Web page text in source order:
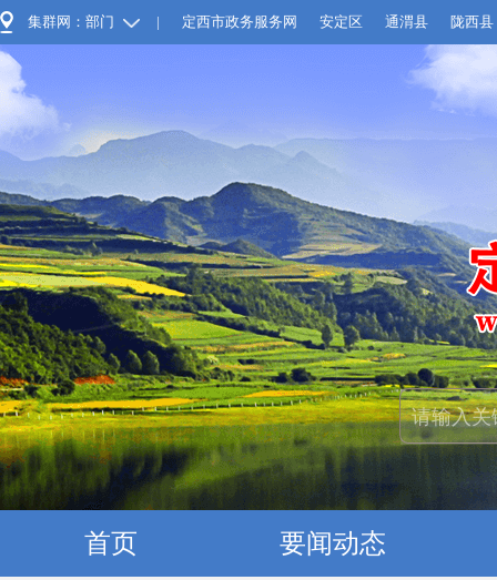
集群网：部门 | 定西市政务服务网 安定区 通渭县 陇西县
首页 要闻动态